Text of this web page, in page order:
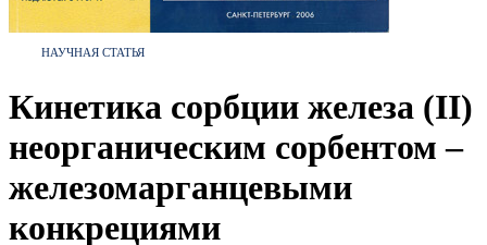
НАУЧНАЯ СТАТЬЯ
Кинетика сорбции железа (II)
неорганическим сорбентом –
железомарганцевыми
конкрециями